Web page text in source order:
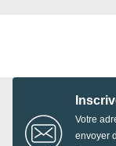
Votre
envoyer